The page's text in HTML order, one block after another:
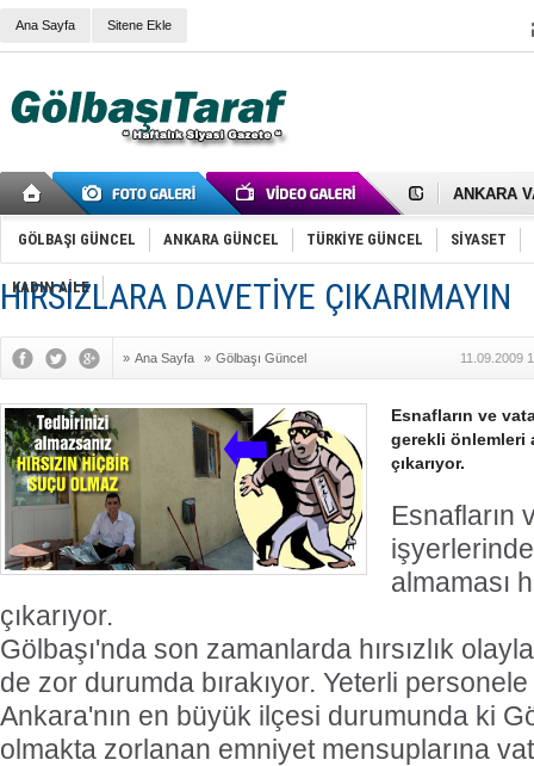
Ana Sayfa Sitene Ekle
Samet
FAİZ
OLİMPİK
SÖZ
SPOR
Gölbaşı
İNCEK
GÖLBAŞI GÜNCEL ANKARA GÜNCEL TÜRKİYE GÜNCEL SİYASET
KADIN AİLE
HIRSIZLARA DAVETİYE ÇIKARIMAYIN
» Ana Sayfa » Gölbaşı Güncel 11.09.2009
Esnafların ve
gerekli önlemleri
çıkarıyor.
Esnafların
almaması
çıkarıyor.
Gölbaşı'nda son zamanlarda hırsızlık
de zor durumda bırakıyor. Yeterli
Ankara'nın en büyük ilçesi durumunda ki
olmakta zorlanan emniyet mensuplarına